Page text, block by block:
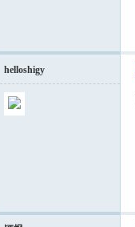
helloshigy